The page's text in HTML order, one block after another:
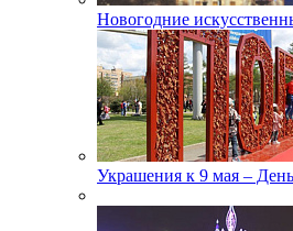
Новогодние
Украшения к 9 мая –